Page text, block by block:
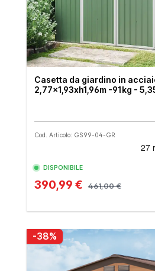
Casetta da giardino in
2,77x1,93xh1,96m -91kg -
Cod. Articolo: GS99-04-GR
DISPONIBILE
390,99 € 461,00 €
-38%